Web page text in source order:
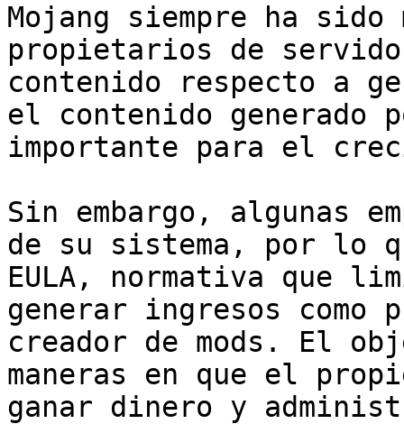
Mojang siempre ha
propietarios de
contenido respecto a
el contenido generado
importante para el
Sin embargo, algunas
de su sistema, por lo
EULA, normativa que
generar ingresos
creador de mods. El
maneras en que el
ganar dinero y